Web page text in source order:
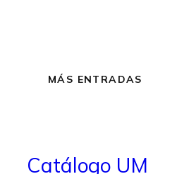
MÁS ENTRADAS
Catálogo UM